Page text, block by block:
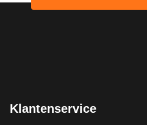
Klantenservice